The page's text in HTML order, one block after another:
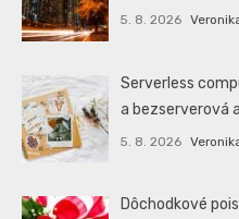
5. 8. 2026
Serverless
a bezserverová
5. 8. 2026
Dôchodkové